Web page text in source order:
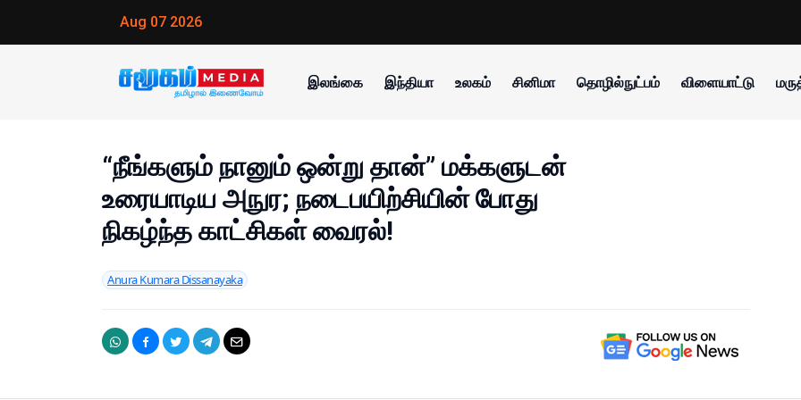
Aug 07 2026
இலங்கை இந்தியா உலகம் சினிமா தொழில்நுட்பம் விளையாட்டு
“நீங்களும் நானும் ஒன்று தான்” மக்களுடன்
உரையாடிய அநுர; நடைபயிற்சியின் போது
நிகழ்ந்த காட்சிகள் வைரல்!
Anura Kumara Dissanayaka